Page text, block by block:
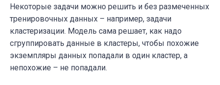
Некоторые задачи можно решить и без размеченных
тренировочных данных – например, задачи
кластеризации. Модель сама решает, как надо
сгруппировать данные в кластеры, чтобы похожие
экземпляры данных попадали в один кластер, а
непохожие – не попадали.